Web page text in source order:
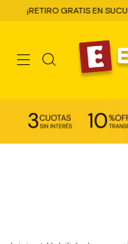
EN SUCURSAL! - 3